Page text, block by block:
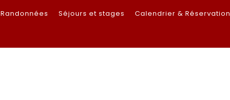
Randonnées Séjours et stages Calendrier & Réservation